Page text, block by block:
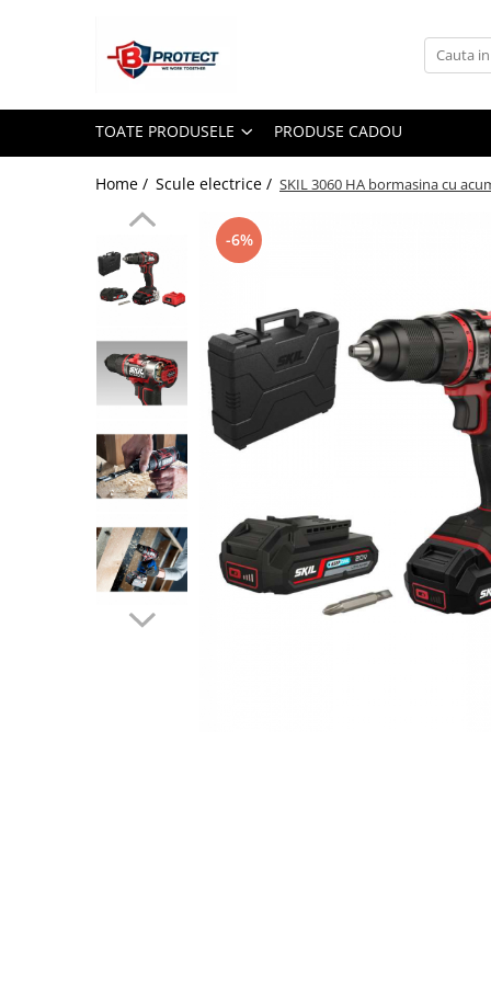
Toate Produsele
Pulverizatoare
Aspiratoare , suflante si tocatoare
Masini spalat cu presiune
Scule si unelte gradina
Accesorii drujbe
Drujbe electrice
Drujbe termice
Echipamente medicale
Echipamente PSI
Generatoare si unelte pentru
TOATE PRODUSELE PRODUSE CADOU
Home / Scule electrice / SKIL 3060 HA bormasina cu
-6%